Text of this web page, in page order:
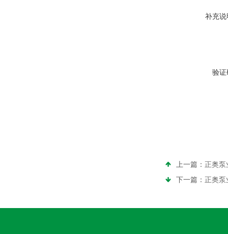
补充说
验证
上一篇： 正奥泵
下一篇： 正奥泵